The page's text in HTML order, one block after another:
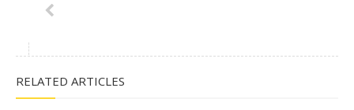
RELATED ARTICLES